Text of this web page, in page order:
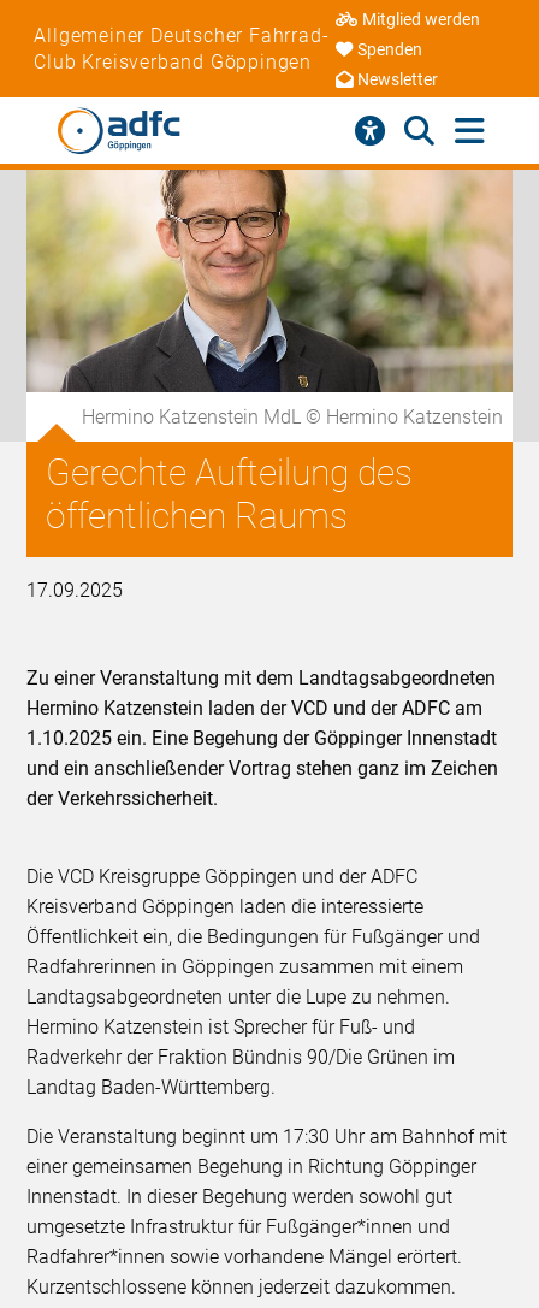
Allgemeiner Deutscher Fahrrad-
Club Kreisverband Göppingen
Mitglied werden
Spenden
Newsletter
Hermino Katzenstein MdL © Hermino Katzenstein
Gerechte Aufteilung des
öffentlichen Raums
17.09.2025
Zu einer Veranstaltung mit dem Landtagsabgeordneten
Hermino Katzenstein laden der VCD und der ADFC am
1.10.2025 ein. Eine Begehung der Göppinger Innenstadt
und ein anschließender Vortrag stehen ganz im Zeichen
der Verkehrssicherheit.
Die VCD Kreisgruppe Göppingen und der ADFC
Kreisverband Göppingen laden die interessierte
Öffentlichkeit ein, die Bedingungen für Fußgänger und
Radfahrerinnen in Göppingen zusammen mit einem
Landtagsabgeordneten unter die Lupe zu nehmen.
Hermino Katzenstein ist Sprecher für Fuß- und
Radverkehr der Fraktion Bündnis 90/Die Grünen im
Landtag Baden-Württemberg.
Die Veranstaltung beginnt um 17:30 Uhr am Bahnhof mit
einer gemeinsamen Begehung in Richtung Göppinger
Innenstadt. In dieser Begehung werden sowohl gut
umgesetzte Infrastruktur für Fußgänger*innen und
Radfahrer*innen sowie vorhandene Mängel erörtert.
Kurzentschlossene können jederzeit dazukommen.